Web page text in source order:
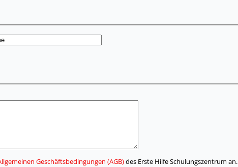
Geschäftsbedingungen (AGB)des Erste Hilfe Schulungszentrum an.